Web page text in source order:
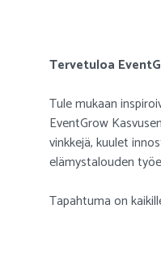
Tervetuloa
Tule mukaan
EventGrow
vinkkejä, kuulet
elämystalouden
Tapahtuma on